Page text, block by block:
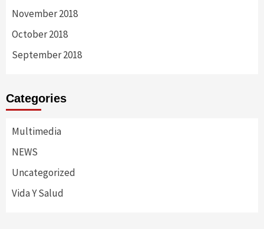
November 2018
October 2018
September 2018
Categories
Multimedia
NEWS
Uncategorized
Vida Y Salud